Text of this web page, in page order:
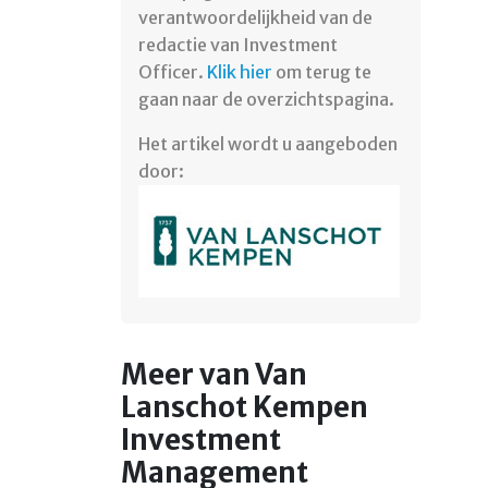
verantwoordelijkheid van de
redactie van Investment
Officer. Klik hier om terug te
gaan naar de overzichtspagina.
Het artikel wordt u aangeboden
door:
Meer van Van
Lanschot Kempen
Investment
Management